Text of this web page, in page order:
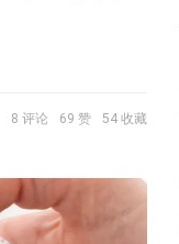
8 评论 69 赞 54 收藏